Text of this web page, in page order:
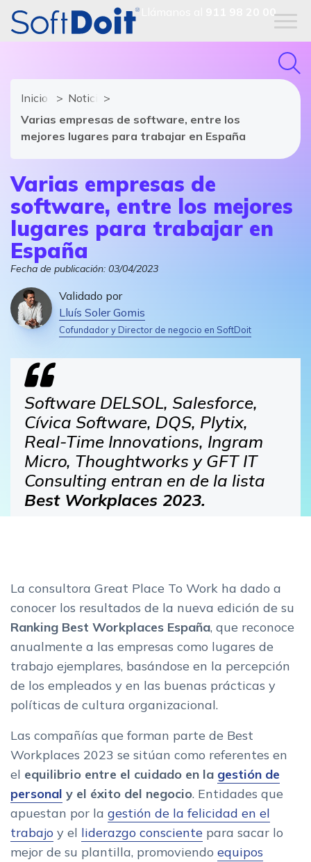
911 98 20 00
Inicio
Noticias de software y TIC
Varias empresas de software, entre los
mejores lugares para trabajar en España
Varias empresas de
software, entre los mejores
lugares para trabajar en
España
Fecha de publicación: 03/04/2023
Validado por
Lluís Soler Gomis
Cofundador y Director de negocio en SoftDoit
Software DELSOL, Salesforce,
Cívica Software, DQS, Plytix,
Real-Time Innovations, Ingram
Micro, Thoughtworks y GFT IT
Consulting entran en de la lista
Best Workplaces 2023.
La consultora Great Place To Work ha dado a
conocer los resultados de la nueva edición de su
Ranking Best Workplaces España, que reconoce
anualmente a las empresas como lugares de
trabajo ejemplares, basándose en la percepción
de los empleados y en las buenas prácticas y
políticas de cultura organizacional.
Las compañías que forman parte de Best
Workplaces 2023 se sitúan como referentes en
el equilibrio entre el cuidado en la gestión de
personal y el éxito del negocio. Entidades que
apuestan por la gestión de la felicidad en el
trabajo y el liderazgo consciente para sacar lo
mejor de su plantilla, promoviendo equipos